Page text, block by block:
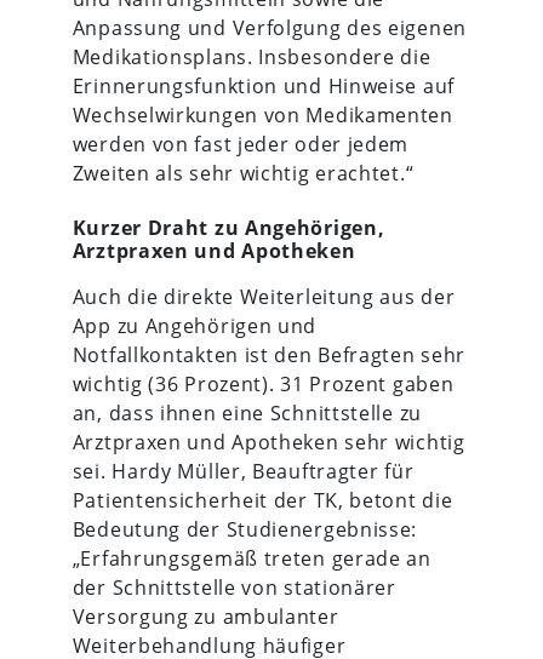
Anpassung und Verfolgung des eigenen
Medikationsplans. Insbesondere die
Erinnerungsfunktion und Hinweise auf
Wechselwirkungen von Medikamenten
werden von fast jeder oder jedem
Zweiten als sehr wichtig erachtet.“
Kurzer Draht zu Angehörigen,
Arztpraxen und Apotheken
Auch die direkte Weiterleitung aus der
App zu Angehörigen und
Notfallkontakten ist den Befragten sehr
wichtig (36 Prozent). 31 Prozent gaben
an, dass ihnen eine Schnittstelle zu
Arztpraxen und Apotheken sehr wichtig
sei. Hardy Müller, Beauftragter für
Patientensicherheit der TK, betont die
Bedeutung der Studienergebnisse:
„Erfahrungsgemäß treten gerade an
der Schnittstelle von stationärer
Versorgung zu ambulanter
Weiterbehandlung häufiger